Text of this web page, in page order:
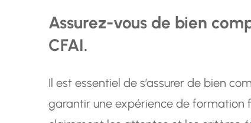
Assurez-vous de bien
CFAI.
Il est essentiel de s’assurer de bien
garantir une expérience de formation